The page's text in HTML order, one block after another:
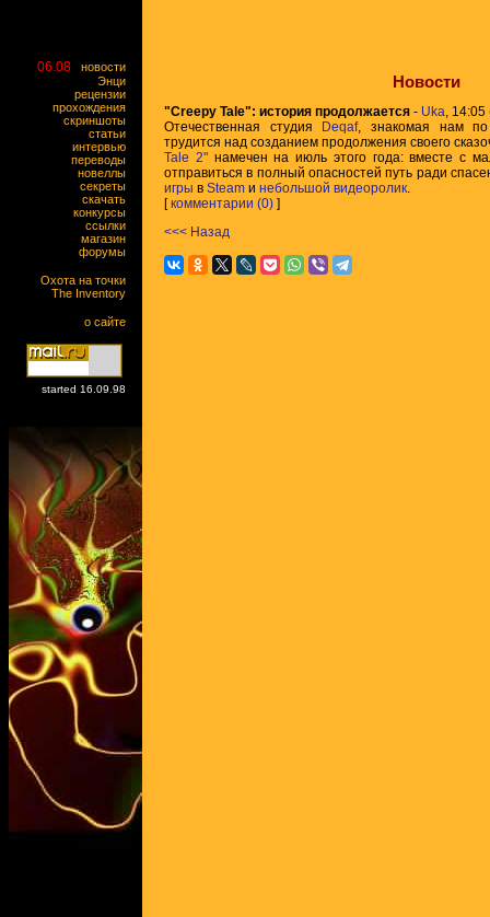
06.08
новости
Энци
рецензии
прохождения
скриншоты
статьи
интервью
переводы
новеллы
секреты
скачать
конкурсы
ссылки
магазин
форумы
Охота на точки
The Inventory
о сайте
started 16.09.98
Новости
"Creepy Tale": история продолжается - Uka, 14:05
Отечественная студия
Deqaf, знакомая нам
трудится над созданием продолжения своего
Tale 2"намечен на июль этого года: вместе с
отправиться в полный опасностей путь ради
игры в Steam и небольшой видеоролик.
[комментарии (0) ]
<<< Назад